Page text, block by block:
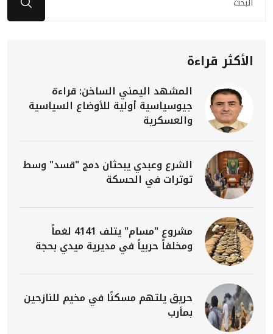
الأكثر قراءة
المشهد اليمني الساخن: قراءة
جيوسياسية أولية للأوضاع السياسية
والعسكرية
الشرع وعبدي يبحثان دمج "قسد" وسط
توترات في الحسكة
مشروع "مسام" يتلف 4141 لغماً
ومخلفاً حربياً في مديرية ميدي بحجة
حريق يلتهم مسكنًا في مخيم للنازحين
بمأرب